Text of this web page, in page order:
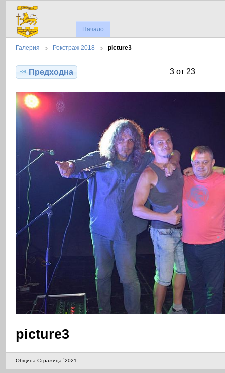
Начало
Галерия Рокстраж 2018 picture3
Предходна 3 от 23
picture3
Община Стражица `2021